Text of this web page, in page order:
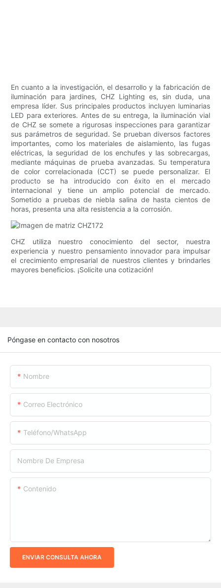
En cuanto a la investigación, el desarrollo y la fabricación de
iluminación para jardines, CHZ Lighting es, sin duda, una
empresa líder. Sus principales productos incluyen luminarias
LED para exteriores. Antes de su entrega, la iluminación vial
de CHZ se somete a rigurosas inspecciones para garantizar
sus parámetros de seguridad. Se prueban diversos factores
importantes, como los materiales de aislamiento, las fugas
eléctricas, la seguridad de los enchufes y las sobrecargas,
mediante máquinas de prueba avanzadas. Su temperatura
de color correlacionada (CCT) se puede personalizar. El
producto se ha introducido con éxito en el mercado
internacional y tiene un amplio potencial de mercado.
Sometido a pruebas de niebla salina de hasta cientos de
horas, presenta una alta resistencia a la corrosión.
CHZ utiliza nuestro conocimiento del sector, nuestra
experiencia y nuestro pensamiento innovador para impulsar
el crecimiento empresarial de nuestros clientes y brindarles
mayores beneficios. ¡Solicite una cotización!
Póngase en contacto con nosotros
Nombre
Correo Electrónico
Teléfono/WhatsApp
Nombre De Empresa
Contenido
ENVIAR CONSULTA AHORA